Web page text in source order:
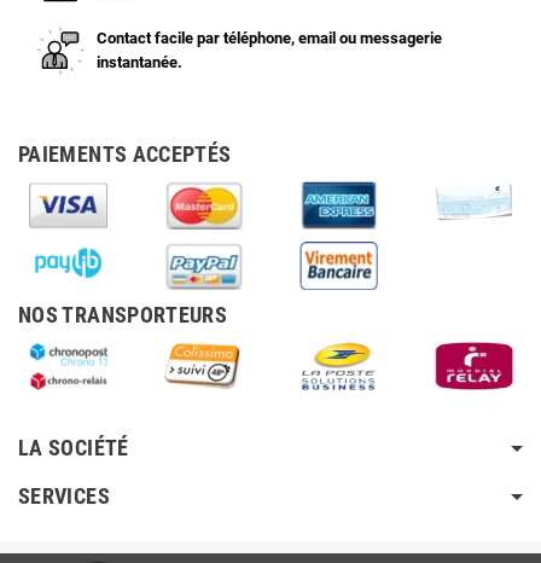
Contact facile par téléphone, email ou messagerie
instantanée.
PAIEMENTS ACCEPTÉS
NOS TRANSPORTEURS
LA SOCIÉTÉ
SERVICES